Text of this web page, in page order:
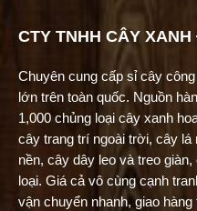
CTY TNHH CÂY
Chuyên cung cấp sỉ cây
lớn trên toàn quốc. Nguồn
1,000 chủng loại cây xanh
cây trang trí ngoài trời, cây
nền, cây dây leo và treo
loại. Giá cả vô cùng cạnh
vận chuyển nhanh, giao hàng